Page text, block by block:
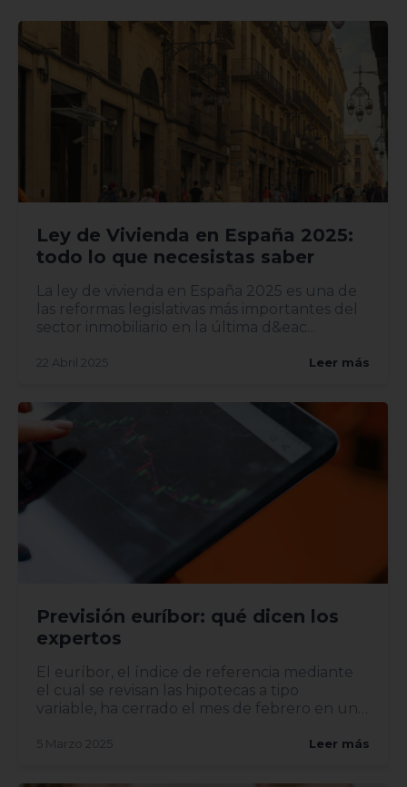
Ley de Vivienda en España 2025:
todo lo que necesistas saber
La ley de vivienda en España 2025 es una de
las reformas legislativas más importantes del
sector inmobiliario en la última d&eac...
22 Abril 2025 Leer más
Previsión euríbor: qué dicen los
expertos
El euríbor, el índice de referencia mediante
el cual se revisan las hipotecas a tipo
variable, ha cerrado el mes de febrero en un
5 Marzo 2025 Leer más